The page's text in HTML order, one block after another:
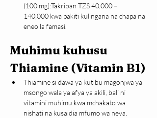
(100 mg):Takriban TZS 40,000 –
140,000 kwa pakiti kulingana na chapa na
eneo la famasi.
Muhimu kuhusu
Thiamine (Vitamin B1)
Thiamine si dawa ya kutibu magonjwa ya
msongo wala ya afya ya akili, bali ni
vitamini muhimu kwa mchakato wa
nishati na kusaidia mfumo wa neva.